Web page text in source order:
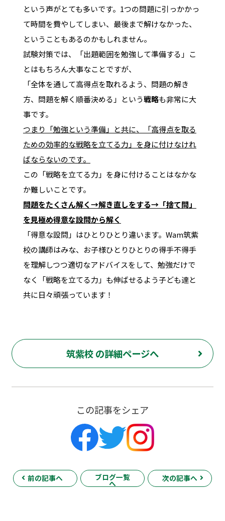
という声がとても多いです。1つの問題に引っかかっ
て時間を費やしてしまい、最後まで解けなかった、
ということもあるのかもしれません。
試験対策では、「出題範囲を勉強して準備する」こ
とはもちろん大事なことですが、
「全体を通して高得点を取れるよう、問題の解き
方、問題を解く順番決める」という戦略も非常に大
事です。
つまり「勉強という準備」と共に、「高得点を取る
ための効率的な戦略を立てる力」を身に付けなけれ
ばならないのです。
この「戦略を立てる力」を身に付けることはなかな
か難しいことです。
問題をたくさん解く→解き直しをする→「捨て問」
を見極め得意な設問から解く
「得意な設問」はひとりひとり違います。Wam筑紫
校の講師はみな、お子様ひとりひとりの得手不得手
を理解しつつ適切なアドバイスをして、勉強だけで
なく「戦略を立てる力」も伸ばせるよう子ども達と
共に日々頑張っています！
筑紫校 の詳細ページへ
この記事をシェア
前の記事へ ブログ一覧
へ
次の記事へ